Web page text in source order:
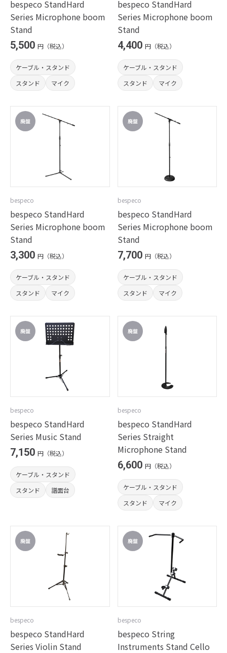
bespeco StandHard
Series Microphone boom
Stand
5,500 円（税込）
ケーブル・スタンド
スタンド
マイク
bespeco StandHard
Series Microphone boom
Stand
4,400 円（税込）
ケーブル・スタンド
スタンド
マイク
bespeco
bespeco StandHard
Series Microphone boom
Stand
3,300 円（税込）
ケーブル・スタンド
スタンド
マイク
bespeco
bespeco StandHard
Series Microphone boom
Stand
7,700 円（税込）
ケーブル・スタンド
スタンド
マイク
bespeco
bespeco StandHard
Series Music Stand
7,150 円（税込）
ケーブル・スタンド
スタンド
譜面台
bespeco
bespeco StandHard
Series Straight
Microphone Stand
6,600 円（税込）
ケーブル・スタンド
スタンド
マイク
bespeco
bespeco StandHard
Series Violin Stand
bespeco
bespeco String
Instruments Stand Cello